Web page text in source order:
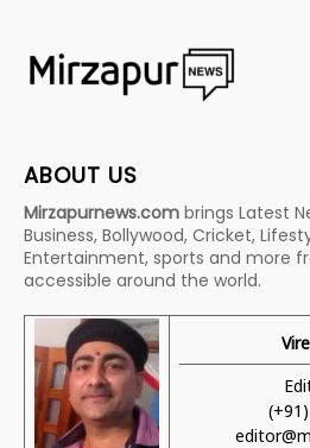
ABOUT US
Mirzapurnews.com brings Latest
Business, Bollywood, Cricket,
Entertainment, sports and more
accessible around the world.